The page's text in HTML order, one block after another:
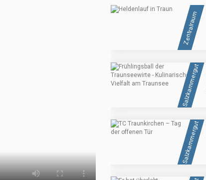
Zentralraum
Salzkammergut
Salzkammergut